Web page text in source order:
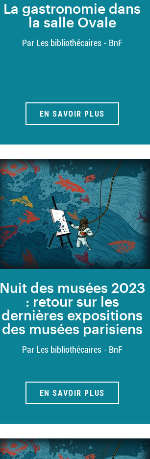
La gastronomie dans
la salle Ovale
Par Les bibliothécaires - BnF
EN SAVOIR PLUS
Nuit des musées 2023
: retour sur les
dernières expositions
des musées parisiens
Par Les bibliothécaires - BnF
EN SAVOIR PLUS